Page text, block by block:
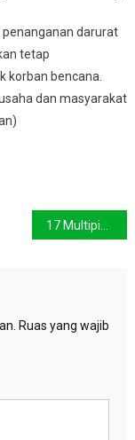
penanganan darurat
tetap
korban bencana.
dan masyarakat
Ruas yang wajib